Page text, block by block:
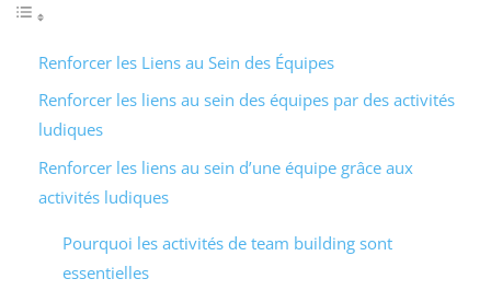
Renforcer les Liens au Sein des Équipes
Renforcer les liens au sein des équipes par des activités
ludiques
Renforcer les liens au sein d’une équipe grâce aux
activités ludiques
Pourquoi les activités de team building sont
essentielles